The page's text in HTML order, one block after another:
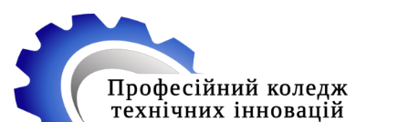
вмісту
(натисніть
Enter)